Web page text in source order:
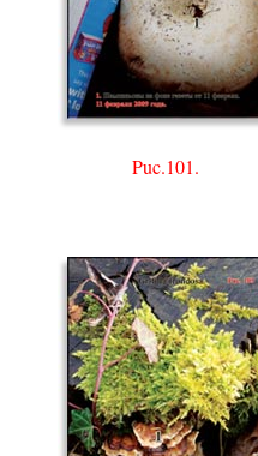
Puc.101.